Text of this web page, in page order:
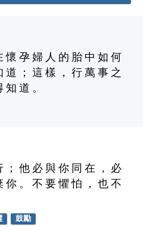
懷 孕 婦 人 的 胎 中 如 何
道 ； 這 樣 ， 行 萬 事 之
道 。
； 他 必 與 你 同 在 ， 必
你 。 不 要 懼 怕 ， 也 不
鼓勵